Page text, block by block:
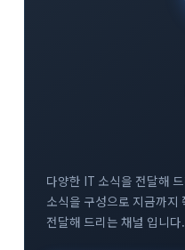
다양한 IT 소식을 전달해
소식을 구성으로 지금까지
전달해 드리는 채널 입니다.